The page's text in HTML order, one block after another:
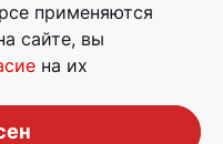
применяются
сайте, вы
на их
завыли